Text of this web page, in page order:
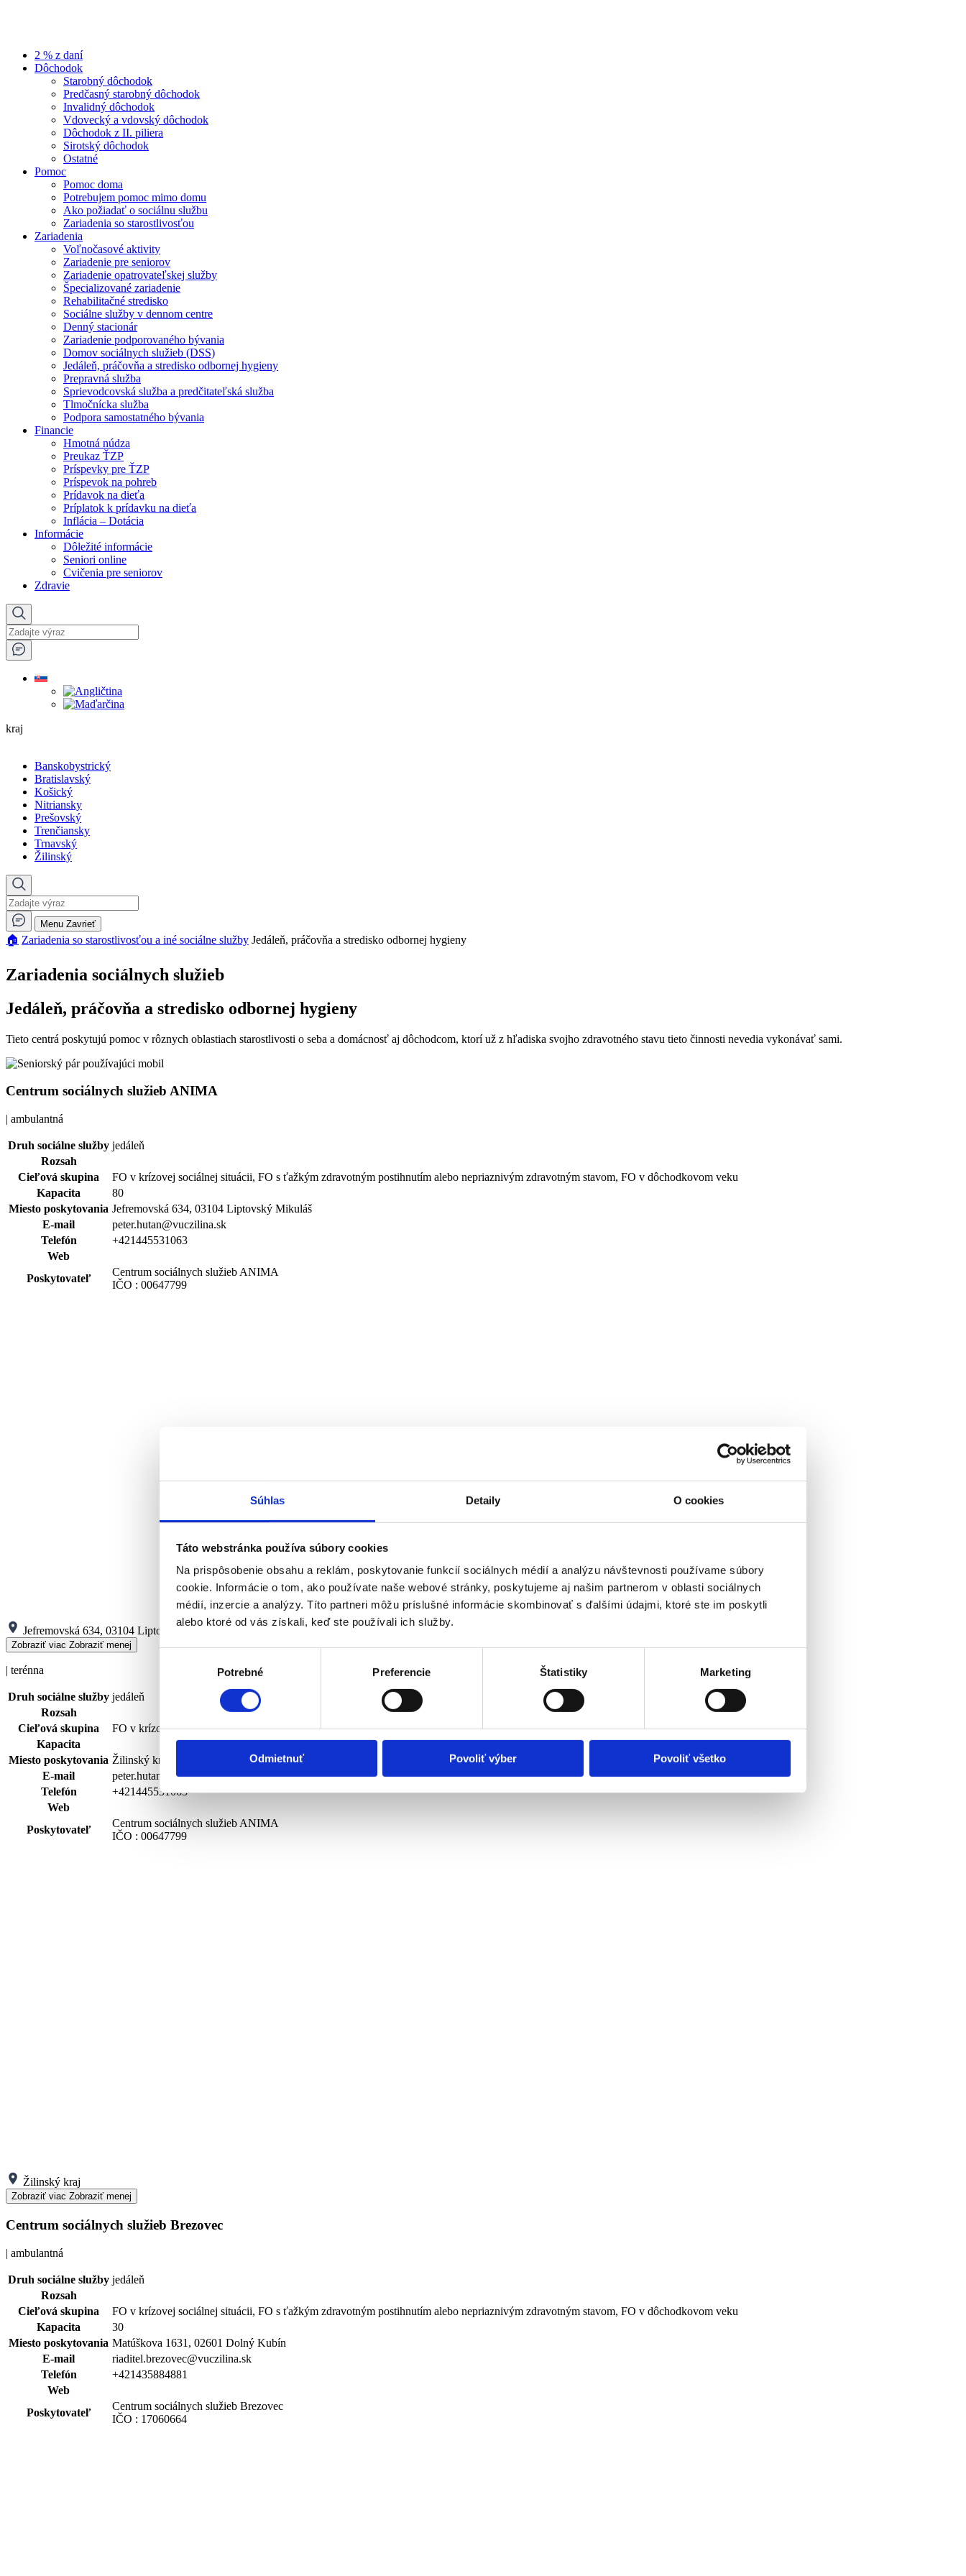
Súhlas Detaily O cookies
Táto webstránka používa súbory cookies
Na prispôsobenie obsahu a reklám, poskytovanie funkcií sociálnych médií a analýzu návštevnosti používame súbory
cookie. Informácie o tom, ako používate naše webové stránky, poskytujeme aj našim partnerom v oblasti sociálnych
médií, inzercie a analýzy. Títo partneri môžu príslušné informácie skombinovať s ďalšími údajmi, ktoré ste im poskytli
alebo ktoré od vás získali, keď ste používali ich služby.
Potrebné Preferencie Štatistiky Marketing
Odmietnuť Povoliť výber Povoliť všetko
2 % z daní
Dôchodok
Starobný dôchodok
Predčasný starobný dôchodok
Invalidný dôchodok
Vdovecký a vdovský dôchodok
Dôchodok z II. piliera
Sirotský dôchodok
Ostatné
Pomoc
Pomoc doma
Potrebujem pomoc mimo domu
Ako požiadať o sociálnu službu
Zariadenia so starostlivosťou
Zariadenia
Voľnočasové aktivity
Zariadenie pre seniorov
Zariadenie opatrovateľskej služby
Špecializované zariadenie
Rehabilitačné stredisko
Sociálne služby v dennom centre
Denný stacionár
Zariadenie podporovaného bývania
Domov sociálnych služieb (DSS)
Jedáleň, práčovňa a stredisko odbornej hygieny
Prepravná služba
Sprievodcovská služba a predčitateľská služba
Tlmočnícka služba
Podpora samostatného bývania
Financie
Hmotná núdza
Preukaz ŤZP
Príspevky pre ŤZP
Príspevok na pohreb
Prídavok na dieťa
Príplatok k prídavku na dieťa
Inflácia – Dotácia
Informácie
Dôležité informácie
Seniori online
Cvičenia pre seniorov
Zdravie
kraj
Banskobystrický
Bratislavský
Košický
Nitriansky
Prešovský
Trenčiansky
Trnavský
Žilinský
Menu Zavrieť
🏠︎ Zariadenia so starostlivosťou a iné sociálne služby Jedáleň, práčovňa a stredisko odbornej hygieny
Zariadenia sociálnych služieb
Jedáleň, práčovňa a stredisko odbornej hygieny
Tieto centrá poskytujú pomoc v rôznych oblastiach starostlivosti o seba a domácnosť aj dôchodcom, ktorí už z hľadiska svojho zdravotného stavu tieto činnosti nevedia vykonávať sami.
Centrum sociálnych služieb ANIMA
| ambulantná
Druh sociálne služby jedáleň
Rozsah
Cieľová skupina
FO v krízovej sociálnej situácii, FO s ťažkým zdravotným postihnutím alebo nepriaznivým zdravotným stavom, FO v dôchodkovom veku
Kapacita
80
Miesto poskytovania Jefremovská 634, 03104 Liptovský Mikuláš
E-mail
peter.hutan@vuczilina.sk
Telefón
+421445531063
Web
Poskytovateľ
Centrum sociálnych služieb ANIMA
IČO : 00647799
Jefremovská 634, 03104 Liptovský Mikuláš
Zobraziť viac Zobraziť menej
| terénna
Druh sociálne služby jedáleň
Rozsah
Cieľová skupina
FO v krízovej sociálnej situácii, FO s ťažkým zdravotným postihnutím alebo nepriaznivým zdravotným stavom, FO v dôchodkovom veku
Kapacita
Miesto poskytovania Žilinský kraj
E-mail
peter.hutan@vuczilina.sk
Telefón
+421445531063
Web
Poskytovateľ
Centrum sociálnych služieb ANIMA
IČO : 00647799
Žilinský kraj
Zobraziť viac Zobraziť menej
Centrum sociálnych služieb Brezovec
| ambulantná
Druh sociálne služby jedáleň
Rozsah
Cieľová skupina
FO v krízovej sociálnej situácii, FO s ťažkým zdravotným postihnutím alebo nepriaznivým zdravotným stavom, FO v dôchodkovom veku
Kapacita
30
Miesto poskytovania Matúškova 1631, 02601 Dolný Kubín
E-mail
riaditel.brezovec@vuczilina.sk
Telefón
+421435884881
Web
Poskytovateľ
Centrum sociálnych služieb Brezovec
IČO : 17060664